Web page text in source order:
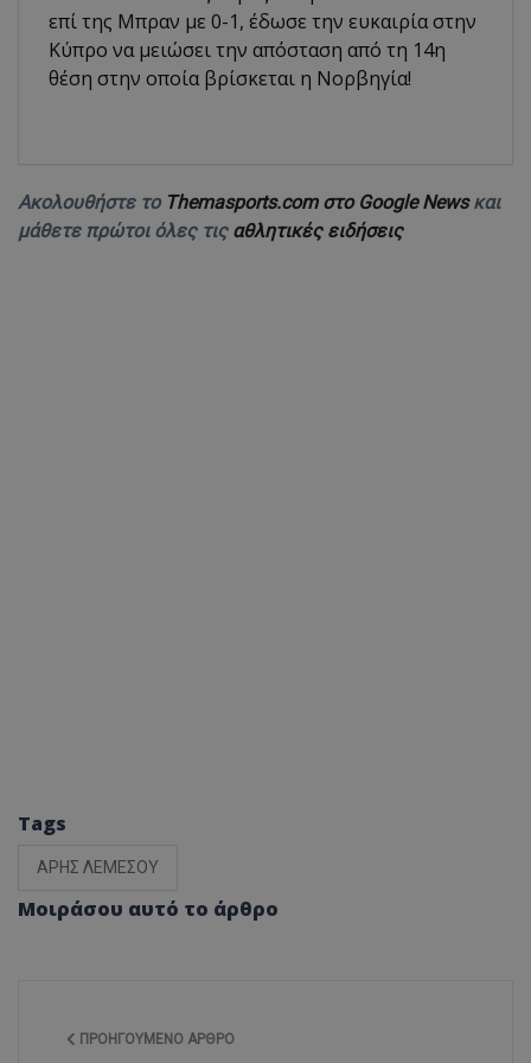
επί της Μπραν με 0-1, έδωσε την ευκαιρία στην
Κύπρο να μειώσει την απόσταση από τη 14η
θέση στην οποία βρίσκεται η Νορβηγία!
Ακολουθήστε το Themasports.com στο Google Newsκαι
μάθετε πρώτοι όλες τις αθλητικές ειδήσεις
Tags
ΑΡΗΣ ΛΕΜΕΣΟΥ
Μοιράσου αυτό το άρθρο
ΠΡΟΗΓΟΎΜΕΝΟ ΆΡΘΡΟ